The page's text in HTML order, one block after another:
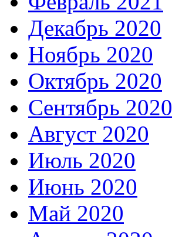
Декабрь 2020
Ноябрь 2020
Октябрь 2020
Сентябрь 2020
Август 2020
Июль 2020
Июнь 2020
Май 2020